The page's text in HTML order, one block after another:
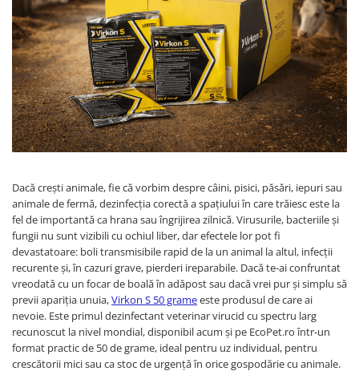
Perii și piepteni câini
Clești unghii
Șampoane câini
Pampers câini
Șervețele umede câini
Accesorii câini
Zgărzi, lese, hamuri câini
Cuști transport câini
Castroane câini
Botnițe câini
Educare câini
Diverse
Promoții câini
Clești pentru unghii pisici
Perii și piepteni pisici
Șampoane pisici
Șervețele umede pisici
Accesorii pisici
Casete, tăvi și litiere pisici
Castroane și boluri pisici
Jucării pisici
Zgărzi și hamuri pisici
Educare pisici
Promoții pisici
Pisici
Suplimente și vitamine pisici
Antiparazitare interne pisici
Deparazitare Externa Pisici
Dermatologice pisici
Antiseptice
Igiena ochilor
Igienă orală pisici
Afecțiuni digestive pisici
Afecțiuni hepatice pisici
Afecțiuni renale/urinare pisici
Afecțiuni sistem nervos pisici
Articulații
Păsări
Antiparazitare păsări
Suplimente și vitamine păsări și
Dacă crești animale, fie că vorbim despre câini, pisici, păsări, iepuri sau
animale de fermă, dezinfecția corectă a spațiului în care trăiesc este la
fel de importantă ca hrana sau îngrijirea zilnică. Virusurile, bacteriile și
fungii nu sunt vizibili cu ochiul liber, dar efectele lor pot fi
devastatoare: boli transmisibile rapid de la un animal la altul, infecții
recurente și, în cazuri grave, pierderi ireparabile. Dacă te-ai confruntat
vreodată cu un focar de boală în adăpost sau dacă vrei pur și simplu să
previi apariția unuia,Virkon S 50 grameeste produsul de care ai
nevoie. Este primul dezinfectant veterinar virucid cu spectru larg
recunoscut la nivel mondial, disponibil acum și pe EcoPet.ro într-un
format practic de 50 de grame, ideal pentru uz individual, pentru
crescătorii mici sau ca stoc de urgență în orice gospodărie cu animale.